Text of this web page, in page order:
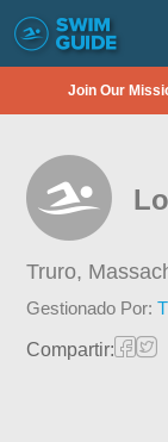
Join Our
Truro,
Gestionado Por:
Compartir: